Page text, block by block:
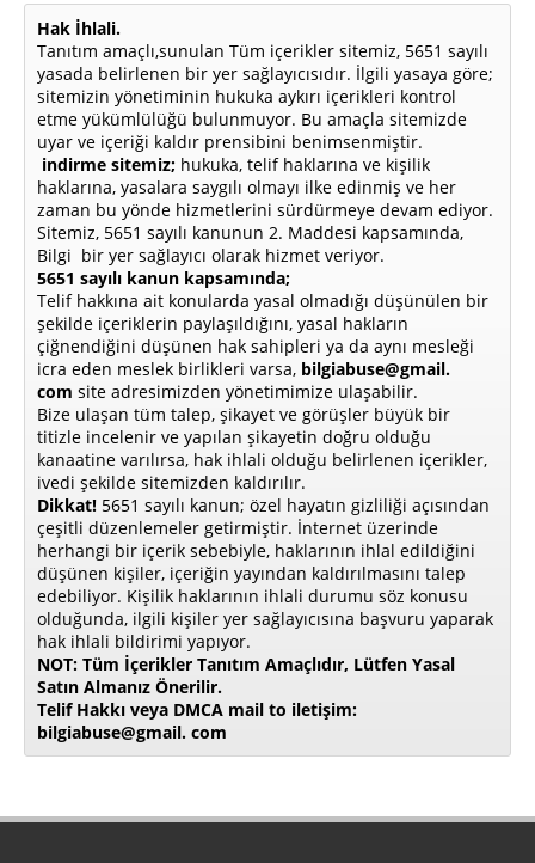
Hak İhlali.
Tanıtım amaçlı,sunulan Tüm içerikler sitemiz, 5651 sayılı
yasada belirlenen bir yer sağlayıcısıdır. İlgili yasaya göre;
sitemizin yönetiminin hukuka aykırı içerikleri kontrol
etme yükümlülüğü bulunmuyor. Bu amaçla sitemizde
uyar ve içeriği kaldır prensibini benimsenmiştir.
indirme sitemiz; hukuka, telif haklarına ve kişilik
haklarına, yasalara saygılı olmayı ilke edinmiş ve her
zaman bu yönde hizmetlerini sürdürmeye devam ediyor.
Sitemiz, 5651 sayılı kanunun 2. Maddesi kapsamında,
Bilgi bir yer sağlayıcı olarak hizmet veriyor.
5651 sayılı kanun kapsamında;
Telif hakkına ait konularda yasal olmadığı düşünülen bir
şekilde içeriklerin paylaşıldığını, yasal hakların
çiğnendiğini düşünen hak sahipleri ya da aynı mesleği
icra eden meslek birlikleri varsa, bilgiabuse@gmail.
com site adresimizden yönetimimize ulaşabilir.
Bize ulaşan tüm talep, şikayet ve görüşler büyük bir
titizle incelenir ve yapılan şikayetin doğru olduğu
kanaatine varılırsa, hak ihlali olduğu belirlenen içerikler,
ivedi şekilde sitemizden kaldırılır.
Dikkat! 5651 sayılı kanun; özel hayatın gizliliği açısından
çeşitli düzenlemeler getirmiştir. İnternet üzerinde
herhangi bir içerik sebebiyle, haklarının ihlal edildiğini
düşünen kişiler, içeriğin yayından kaldırılmasını talep
edebiliyor. Kişilik haklarının ihlali durumu söz konusu
olduğunda, ilgili kişiler yer sağlayıcısına başvuru yaparak
hak ihlali bildirimi yapıyor.
NOT: Tüm İçerikler Tanıtım Amaçlıdır, Lütfen Yasal
Satın Almanız Önerilir.
Telif Hakkı veya DMCA mail to iletişim:
bilgiabuse@gmail. com